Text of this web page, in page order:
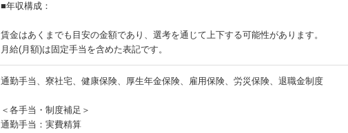
■年収構成：
賃金はあくまでも目安の金額であり、選考を通じて上下する可能性があります。
月給(月額)は固定手当を含めた表記です。
通勤手当、寮社宅、健康保険、厚生年金保険、雇用保険、労災保険、退職金制度
＜各手当・制度補足＞
通勤手当：実費精算